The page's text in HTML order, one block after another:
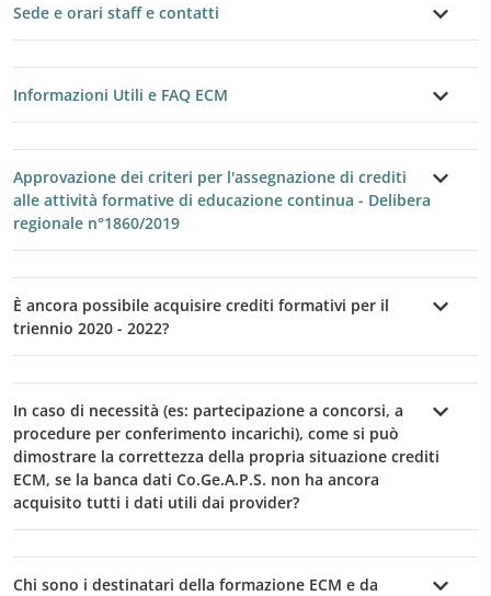
Sede e orari staff e contatti
Informazioni Utili e FAQ ECM
Approvazione dei criteri per l'assegnazione di crediti
alle attività formative di educazione continua - Delibera
regionale n°1860/2019
È ancora possibile acquisire crediti formativi per il
triennio 2020 - 2022?
In caso di necessità (es: partecipazione a concorsi, a
procedure per conferimento incarichi), come si può
dimostrare la correttezza della propria situazione crediti
ECM, se la banca dati Co.Ge.A.P.S. non ha ancora
acquisito tutti i dati utili dai provider?
Chi sono i destinatari della formazione ECM e da